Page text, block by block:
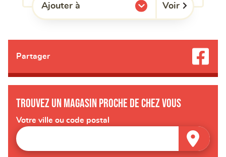
Ajouter à
l'une de mes listes. Voir
Partager
Trouvez un magasin proche de chez vous
Votre ville ou code postal